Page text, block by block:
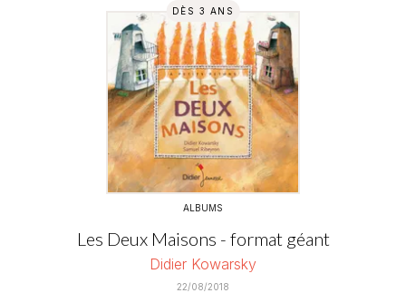
DÈS 3 ANS
ALBUMS
Les Deux Maisons - format géant
Didier Kowarsky
22/08/2018